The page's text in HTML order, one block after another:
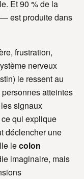
Et 90 % de la
est produite dans
frustration,
nerveux
le ressent au
atteintes
signaux
qui explique
déclencher une
lecolon
imaginaire, mais